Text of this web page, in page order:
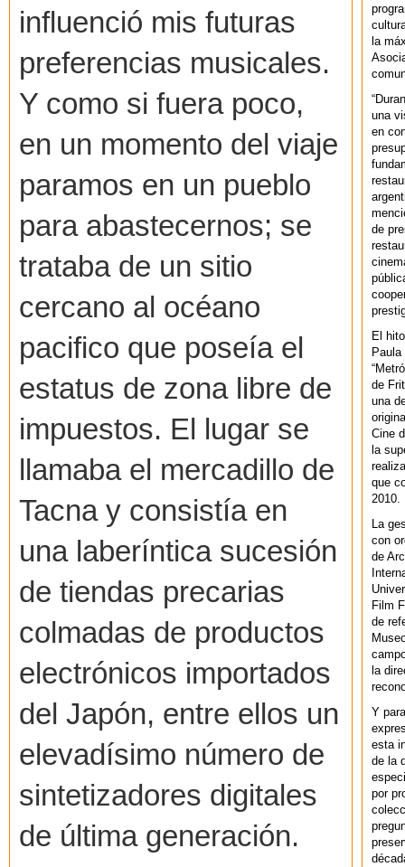
influenció mis futuras
preferencias musicales.
Y como si fuera poco,
en un momento del viaje
paramos en un pueblo
para abastecernos; se
trataba de un sitio
cercano al océano
pacifico que poseía el
estatus de zona libre de
impuestos. El lugar se
llamaba el mercadillo de
Tacna y consistía en
una laberíntica sucesión
de tiendas precarias
colmadas de productos
electrónicos importados
del Japón, entre ellos un
elevadísimo número de
sintetizadores digitales
de última generación.
la
una
en
de
El
de
una
Cine
la
que
2010.
La
con
de
Film
de
la
Y
esta
de la
por